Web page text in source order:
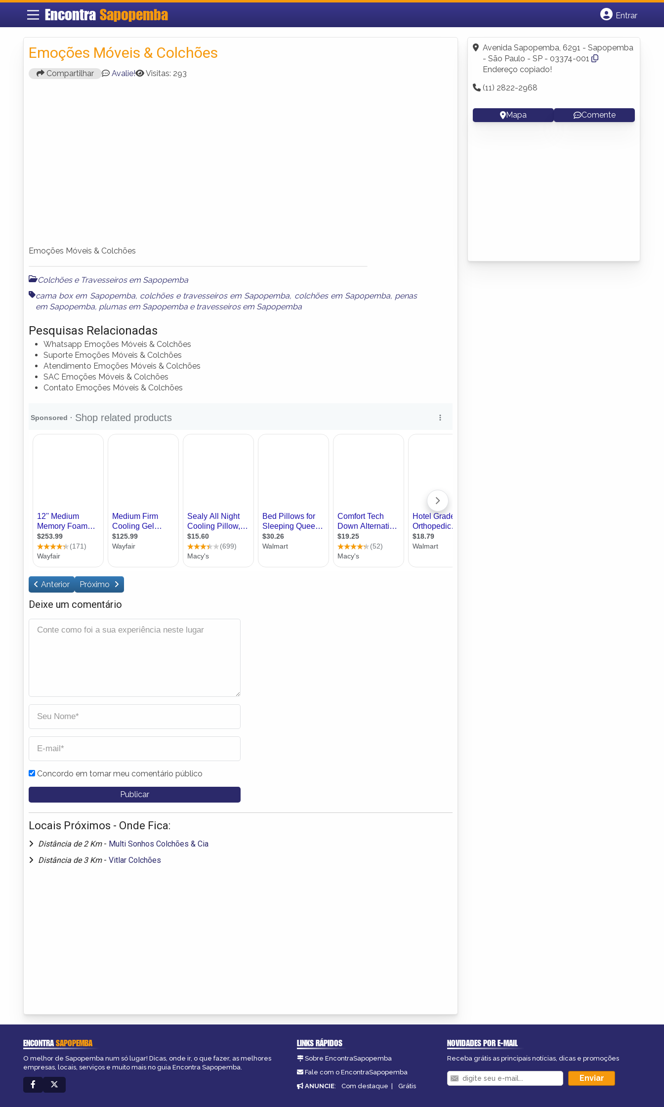
Encontra Sapopemba
Entrar
Fazer login
Criar conta
Emoções Móveis & Colchões
Compartilhar Avalie! Visitas: 293
Emoções Móveis & Colchões
Colchões e Travesseiros em Sapopemba
cama box em Sapopemba, colchões e travesseiros em Sapopemba, colchões em Sapopemba, penas
em Sapopemba, plumas em Sapopemba e travesseiros em Sapopemba
Pesquisas Relacionadas
Whatsapp Emoções Móveis & Colchões
Suporte Emoções Móveis & Colchões
Atendimento Emoções Móveis & Colchões
SAC Emoções Móveis & Colchões
Contato Emoções Móveis & Colchões
Anterior Próximo
Deixe um comentário
Concordo em tornar meu comentário público
Locais Próximos - Onde Fica:
Distância de 2 Km - Multi Sonhos Colchões & Cia
Distância de 3 Km - Vitlar Colchões
Avenida Sapopemba, 6291 - Sapopemba
- São Paulo - SP - 03374-001
Endereço copiado!
(11) 2822-2968
Mapa Comente
ENCONTRASAPOPEMBA
O melhor de Sapopemba num só lugar! Dicas, onde ir, o que fazer, as melhores
empresas, locais, serviços e muito mais no guia Encontra Sapopemba.
LINKS RÁPIDOS
Sobre EncontraSapopemba
Fale com o EncontraSapopemba
ANUNCIE: Com destaque | Grátis
NOVIDADES POR E-MAIL
Receba grátis as principais notícias, dicas e promoções